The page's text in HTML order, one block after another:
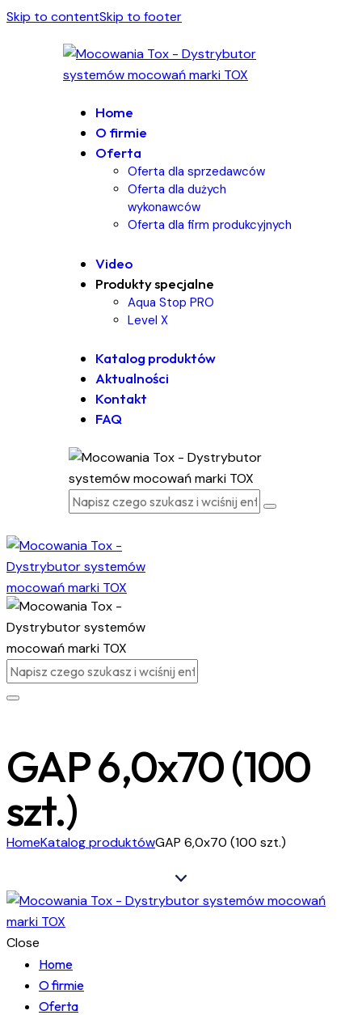
Skip to contentSkip to footer
Home
O firmie
Oferta
Oferta dla sprzedawców
Oferta dla dużych
wykonawców
Oferta dla firm produkcyjnych
Video
Produkty specjalne
Aqua Stop PRO
Level X
Katalog produktów
Aktualności
Kontakt
FAQ
GAP 6,0x70 (100
szt.)
HomeKatalog produktówGAP 6,0x70 (100 szt.)
Close
Home
O firmie
Oferta